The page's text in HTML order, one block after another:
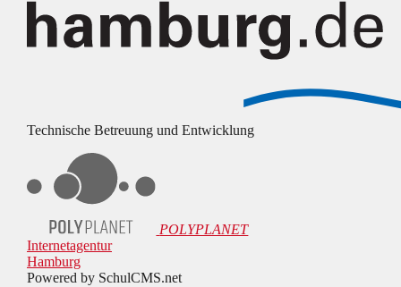
Technische Betreuung und Entwicklung
POLYPLANET
Internetagentur
Hamburg
Powered by SchulCMS.net